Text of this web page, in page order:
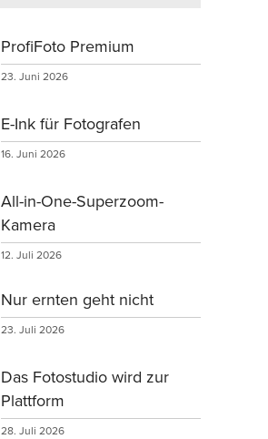
ProfiFoto Premium
23. Juni 2026
E-Ink für Fotografen
16. Juni 2026
All-in-One-Superzoom-
Kamera
12. Juli 2026
Nur ernten geht nicht
23. Juli 2026
Das Fotostudio wird zur
Plattform
28. Juli 2026